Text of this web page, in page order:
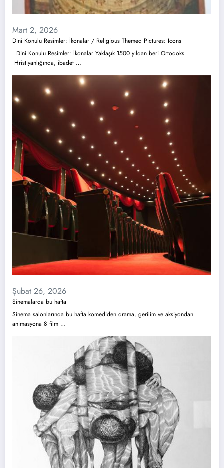
Mart 2, 2026
Dini Konulu Resimler: İkonalar / Religious Themed Pictures: Icons
Dini Konulu Resimler: İkonalar Yaklaşık 1500 yıldan beri Ortodoks
Hristiyanlığında, ibadet …
Şubat 26, 2026
Sinemalarda bu hafta
Sinema salonlarında bu hafta komediden drama, gerilim ve aksiyondan
animasyona 8 film …